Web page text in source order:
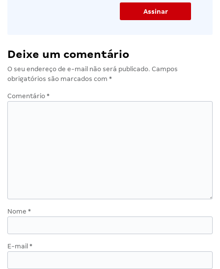
Deixe um comentário
O seu endereço de e-mail não será publicado. Campos
obrigatórios são marcados com *
Comentário *
Nome *
E-mail *